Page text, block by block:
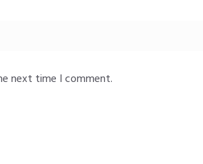
next time I comment.